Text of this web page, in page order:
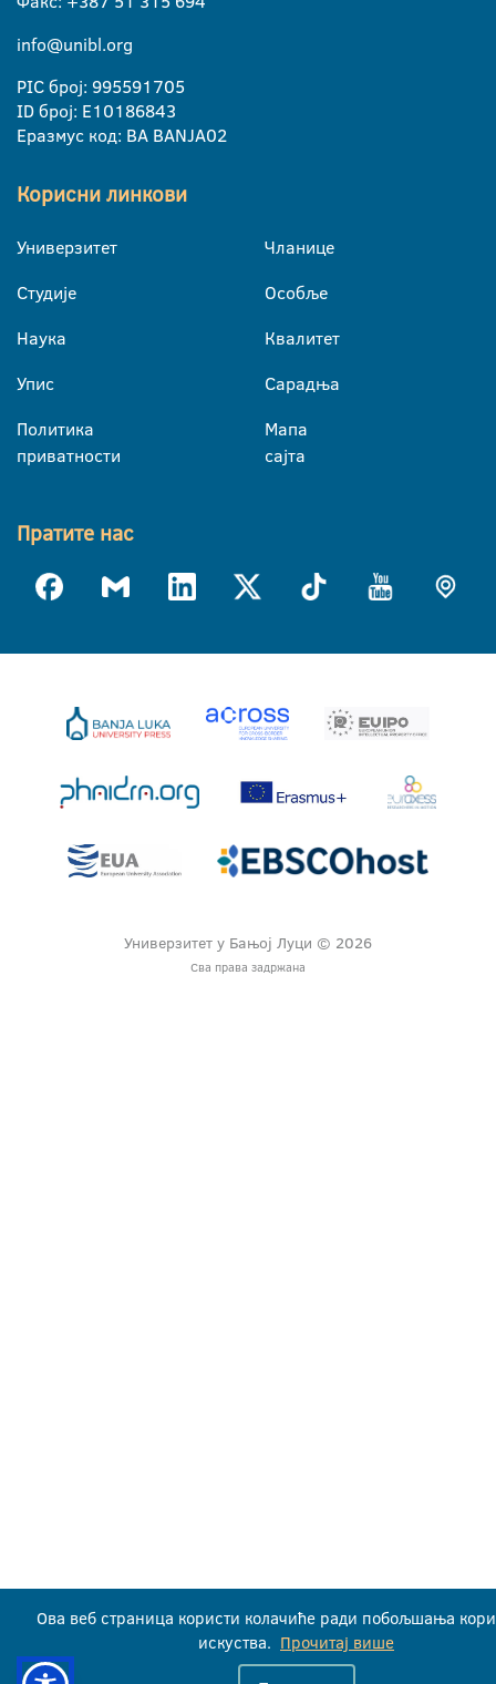
info@unibl.org
PIC број: 995591705
ID број: E10186843
Еразмус код: BA BANJA02
Корисни линкови
Универзитет
Студије
Наука
Упис
Политика
приватности
Чланице
Особље
Квалитет
Сарадња
Мапа
сајта
Пратите нас
Универзитет у Бањој Луци © 2026
Сва права задржана
Ова веб страница користи колачиће ради побољшања
искуства. Прочитај више